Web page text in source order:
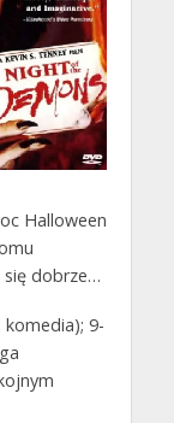
Halloween
się dobrze…
komedia); 9-